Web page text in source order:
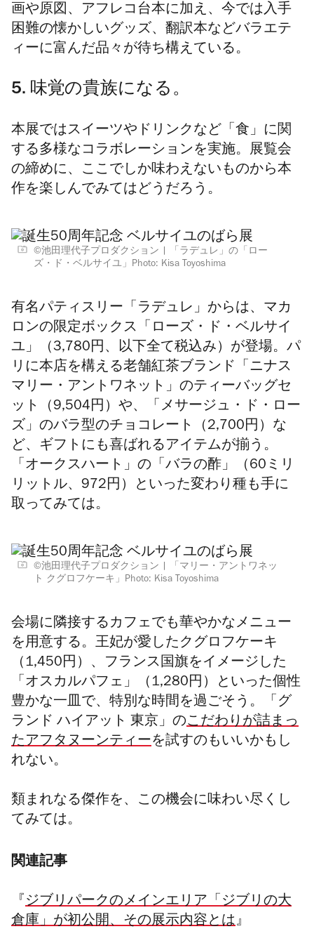
画や原図、アフレコ台本に加え、今では入手
困難の懐かしいグッズ、翻訳本などバラエテ
ィーに富んだ品々が待ち構えている。
5. 味覚の貴族になる。
本展ではスイーツやドリンクなど「食」に関
する多様なコラボレーションを実施。展覧会
の締めに、ここでしか味わえないものから本
作を楽しんでみてはどうだろう。
©池田理代子プロダクション
「ラデュレ」の「ロー
ズ・ド・ベルサイユ」Photo: Kisa Toyoshima
有名パティスリー「ラデュレ」からは、マカ
ロンの限定ボックス「ローズ・ド・ベルサイ
ユ」（3,780円、以下全て税込み）が登場。パ
リに本店を構える老舗紅茶ブランド「ニナス
マリー・アントワネット」のティーバッグセ
ット（9,504円）や、「メサージュ・ド・ロー
ズ」のバラ型のチョコレート（2,700円）な
ど、ギフトにも喜ばれるアイテムが揃う。
「オークスハート」の「バラの酢」（60ミリ
リットル、972円）といった変わり種も手に
取ってみては。
©池田理代子プロダクション
「マリー・アントワネッ
ト クグロフケーキ」Photo: Kisa Toyoshima
会場に隣接するカフェでも華やかなメニュー
を用意する。王妃が愛したクグロフケーキ
（1,450円）、フランス国旗をイメージした
「オスカルパフェ」（1,280円）といった個性
豊かな一皿で、特別な時間を過ごそう。「グ
ランド ハイアット 東京」のこだわりが詰まっ
たアフタヌーンティーを試すのもいいかもし
れない。
類まれなる傑作を、この機会に味わい尽くし
てみては。
関連記事
『 ジブリパークのメインエリア「ジブリの大
倉庫」が初公開、その展示内容とは』